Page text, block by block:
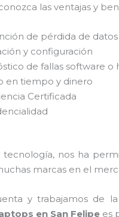
las ventajas y
de pérdida de datos
y configuración
de fallas software o
en tiempo y dinero
Certificada
nos ha
marcas en el
y trabajamos de
en San Felipe es